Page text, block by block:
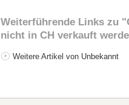
Weiterführende Links zu
nicht in CH verkauft
Weitere Artikel von Unbekannt